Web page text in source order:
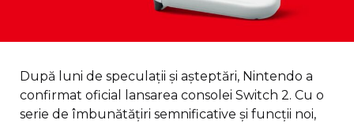
După luni de speculații și așteptări, Nintendo a
confirmat oficial lansarea consolei Switch 2. Cu o
serie de îmbunătățiri semnificative și funcții noi,